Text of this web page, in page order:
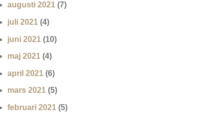
augusti 2021 (7)
juli 2021 (4)
juni 2021 (10)
maj 2021 (4)
april 2021 (6)
mars 2021 (5)
februari 2021 (5)